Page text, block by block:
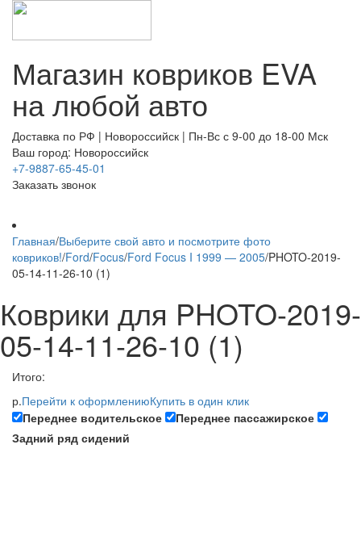
Магазин ковриков EVA ​
на любой авто
Доставка по РФ | Новороссийск | Пн-Вс с 9-00 до 18-00 Мск
Ваш город: Новороссийск
+7-9887-65-45-01
Заказать звонок
Главная/Выберите свой авто и посмотрите фото
ковриков!/Ford/Focus/Ford Focus I 1999 — 2005/PHOTO-2019-
05-14-11-26-10 (1)
Коврики для PHOTO-2019-
05-14-11-26-10 (1)
Итого:
р.Перейти к оформлениюКупить в один клик
Переднее водительское
Переднее пассажирское
Задний ряд сидений